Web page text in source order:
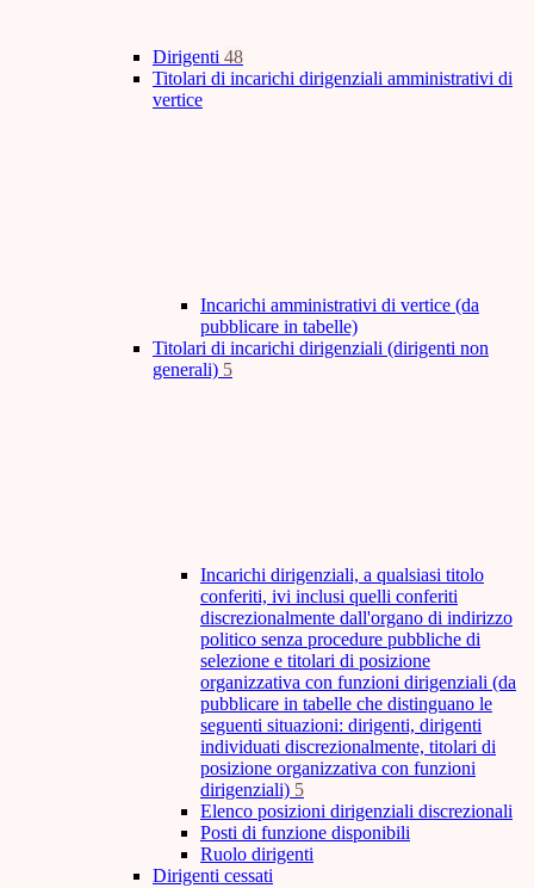
Dirigenti 48
Titolari di incarichi dirigenziali amministrativi di
vertice
Incarichi amministrativi di vertice (da
pubblicare in tabelle)
Titolari di incarichi dirigenziali (dirigenti non
generali) 5
Incarichi dirigenziali, a qualsiasi titolo
conferiti, ivi inclusi quelli conferiti
discrezionalmente dall'organo di indirizzo
politico senza procedure pubbliche di
selezione e titolari di posizione
organizzativa con funzioni dirigenziali (da
pubblicare in tabelle che distinguano le
seguenti situazioni: dirigenti, dirigenti
individuati discrezionalmente, titolari di
posizione organizzativa con funzioni
dirigenziali) 5
Elenco posizioni dirigenziali discrezionali
Posti di funzione disponibili
Ruolo dirigenti
Dirigenti cessati